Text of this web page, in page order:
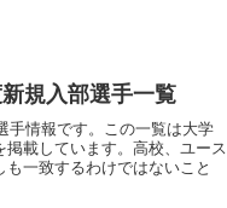
規入部選手一覧
手情報です。この一覧は大学
載しています。高校、ユース
一致するわけではないこと